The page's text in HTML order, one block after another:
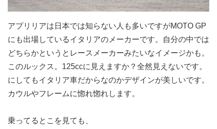
アプリリアは日本では知らない人も多いですがMOTO GP
にも出場しているイタリアのメーカーです。自分の中では
どちらかというとレースメーカーみたいなイメージかも。
このルックス。125ccに見えますか？全然見えないです。
にしてもイタリア車だからなのかデザインが美しいです。
カウルやフレームに惚れ惚れします。
乗ってるとこを見ても、